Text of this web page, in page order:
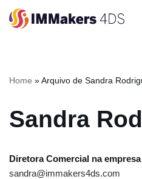
conteúdo
Home »Arquivo de Sandra
Sandra
Diretora Comercial na
sandra@immakers4ds.com